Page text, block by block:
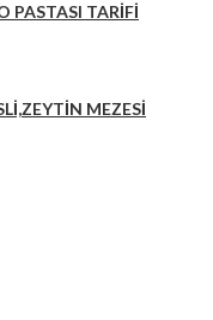
PASTASI TARİFİ
MEZESİ